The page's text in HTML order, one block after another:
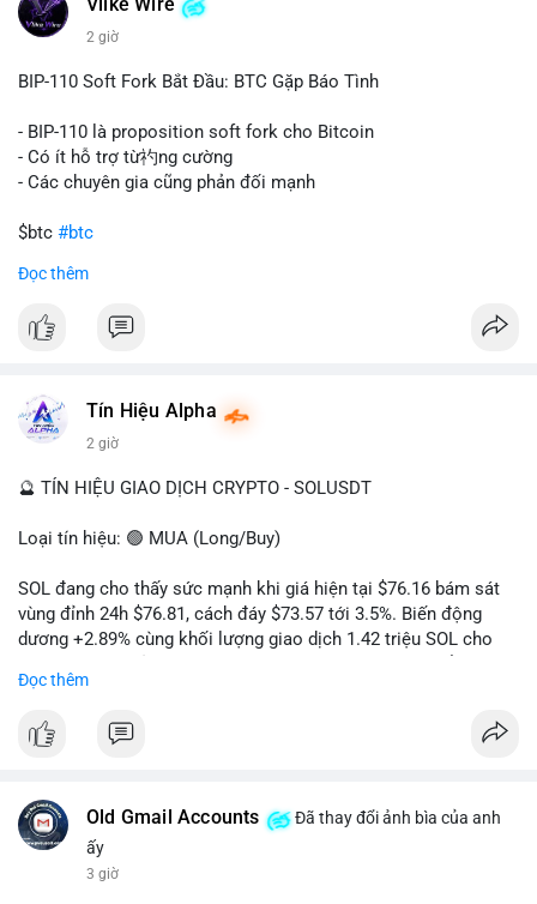
này có thể phản ánh ba kịch bản chính: thứ nhất, cá voi đang
chuẩn bị thanh khoản bằng cách chuyển lên sàn giao dịch, tạo
để nắm giữ dài hạn, thể hiện niềm tin vào xu hướng tăng; thứ
tán rủi ro. Với mức giá 65K, khối lượng này không quá lớn để
gây sốc thanh khoản tức thời, nhưng vẫn đủ sức tạo biến động
tâm lý ngắn hạn nếu hướng đến sàn tập trung.
Lời khuyên cho nhà đầu tư nhỏ lẻ:
hướng đi của dòng tiền. Tránh hành động theo cảm xúc, ưu
rõ ràng về đích đến của số BTC này.
#dongtienlon
Vlike Wire
2 giờ
BIP-110 Soft Fork Bắt Đầu: BTC Gặp Báo Tình
- BIP-110 là proposition soft fork cho Bitcoin
- Có ít hỗ trợ từ礿ng cường
- Các chuyên gia cũng phản đối mạnh
$btc #btc
#vlikevn
📰 Nguồn: CoinDesk
Đọc thêm
Tín Hiệu Alpha
2 giờ
🔮 TÍN HIỆU GIAO DỊCH CRYPTO - SOLUSDT
Loại tín hiệu: 🟢 MUA (Long/Buy)
SOL đang cho thấy sức mạnh khi giá hiện tại $76.16 bám sát
vùng đỉnh 24h $76.81, cách đáy $73.57 tới 3.5%. Biến động
dương +2.89% cùng khối lượng giao dịch 1.42 triệu SOL cho
hoàn toàn nhịp điều chỉnh.
Khuyến nghị giao dịch cụ thể:
- Mục tiêu chốt lời: TP1: 77.50, TP2: 78.80
- Cắt lỗ: 74.90 (dưới vùng hỗ trợ gần nhất)
Đọc thêm
Old Gmail Accounts
Đã thay đổi ảnh bìa của anh
ấy
3 giờ